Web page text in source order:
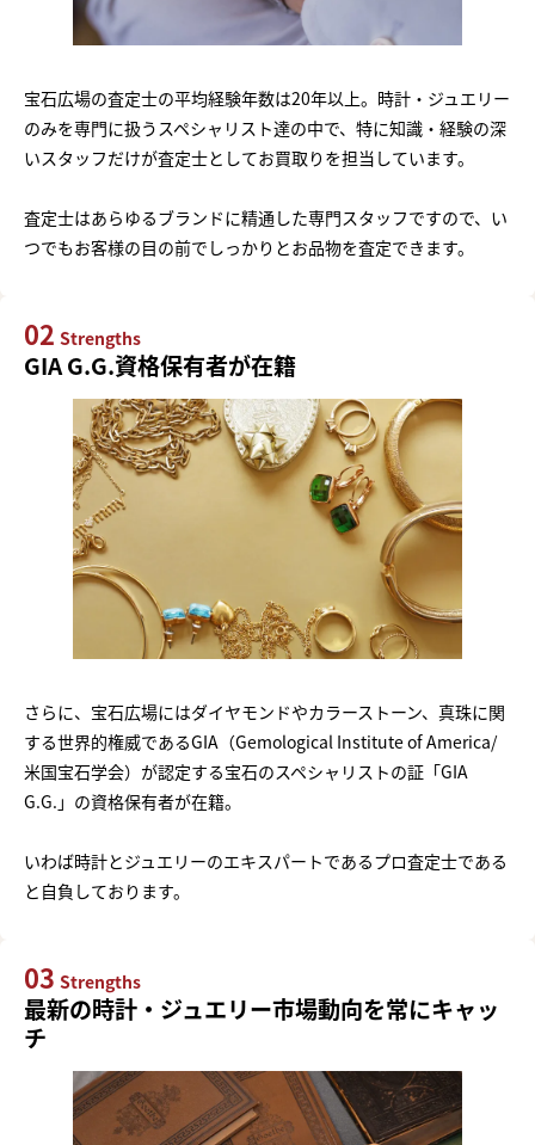
宝石広場の査定士の平均経験年数は20年以上。時計・ジュエリー
のみを専門に扱うスペシャリスト達の中で、特に知識・経験の深
いスタッフだけが査定士としてお買取りを担当しています。
査定士はあらゆるブランドに精通した専門スタッフですので、い
つでもお客様の目の前でしっかりとお品物を査定できます。
02 Strengths
GIA G.G.資格保有者が在籍
さらに、宝石広場にはダイヤモンドやカラーストーン、真珠に関
する世界的権威であるGIA（Gemological Institute of America/
米国宝石学会）が認定する宝石のスペシャリストの証「GIA
G.G.」の資格保有者が在籍。
いわば時計とジュエリーのエキスパートであるプロ査定士である
と自負しております。
03 Strengths
最新の時計・ジュエリー市場動向を常にキャッ
チ